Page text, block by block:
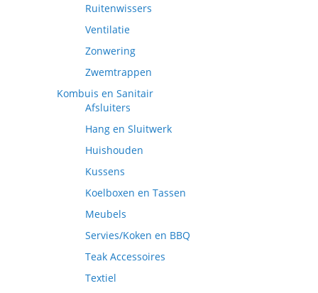
Ruitenwissers
Ventilatie
Zonwering
Zwemtrappen
Kombuis en Sanitair
Afsluiters
Hang en Sluitwerk
Huishouden
Kussens
Koelboxen en Tassen
Meubels
Servies/Koken en BBQ
Teak Accessoires
Textiel